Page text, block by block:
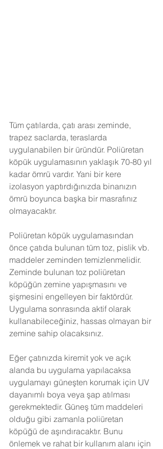
Tüm çatılarda, çatı arası zeminde,
trapez saclarda, teraslarda
uygulanabilen bir üründür. Poliüretan
köpük uygulamasının yaklaşık 70-80 yıl
kadar ömrü vardır. Yani bir kere
izolasyon yaptırdığınızda binanızın
ömrü boyunca başka bir masrafınız
olmayacaktır.
Poliüretan köpük uygulamasından
önce çatıda bulunan tüm toz, pislik vb.
maddeler zeminden temizlenmelidir.
Zeminde bulunan toz poliüretan
köpüğün zemine yapışmasını ve
şişmesini engelleyen bir faktördür.
Uygulama sonrasında aktif olarak
kullanabileceğiniz, hassas olmayan bir
zemine sahip olacaksınız.
Eğer çatınızda kiremit yok ve açık
alanda bu uygulama yapılacaksa
uygulamayı güneşten korumak için UV
dayanımlı boya veya şap atılması
gerekmektedir. Güneş tüm maddeleri
olduğu gibi zamanla poliüretan
köpüğü de aşındıracaktır. Bunu
önlemek ve rahat bir kullanım alanı için